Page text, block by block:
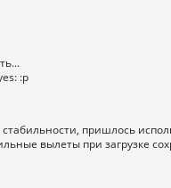
:p
пришлось
вылеты при загрузке